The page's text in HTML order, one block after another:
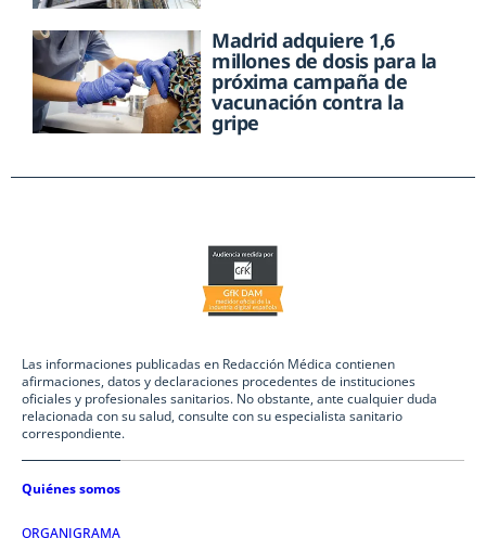
Madrid adquiere 1,6
millones de dosis para la
próxima campaña de
vacunación contra la
gripe
Las informaciones publicadas en Redacción Médica contienen
afirmaciones, datos y declaraciones procedentes de instituciones
oficiales y profesionales sanitarios. No obstante, ante cualquier duda
relacionada con su salud, consulte con su especialista sanitario
correspondiente.
Quiénes somos
ORGANIGRAMA